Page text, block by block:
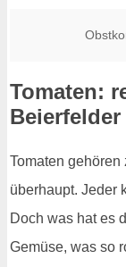
Tomaten:
Tomaten
überhaupt. Jeder
Doch was hat es
Gemüse, was so